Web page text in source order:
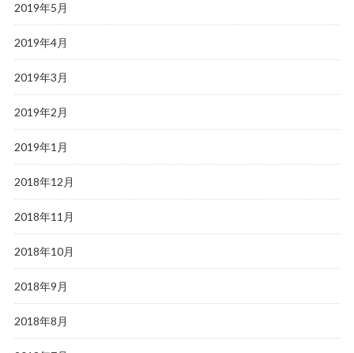
2019年5月
2019年4月
2019年3月
2019年2月
2019年1月
2018年12月
2018年11月
2018年10月
2018年9月
2018年8月